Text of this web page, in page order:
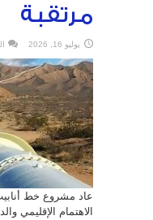
مرتقبة
يوليو 16, 2026
عاد مشروع خط
الاهتمام الإقليمي